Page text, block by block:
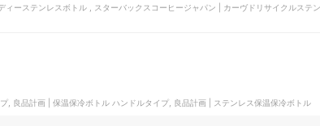
ィーステンレスボトル , スターバックスコーヒージャパン | カーヴドリサイクルステ
, 良品計画 | 保温保冷ボトル ハンドルタイプ, 良品計画 | ステンレス保温保冷ボトル